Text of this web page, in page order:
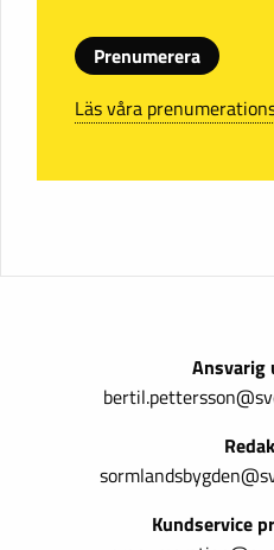
Prenumerera
Läs våra
Ansvarig
Kundservice